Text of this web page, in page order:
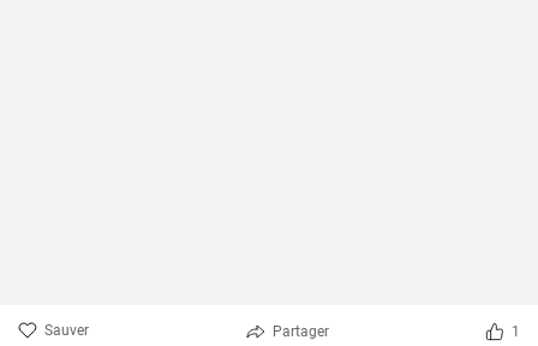
Sauver Partager 1